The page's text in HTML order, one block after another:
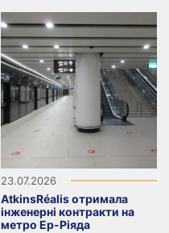
23.07.2026
AtkinsRéalis отримала
інженерні контракти на
метро Ер-Ріяда